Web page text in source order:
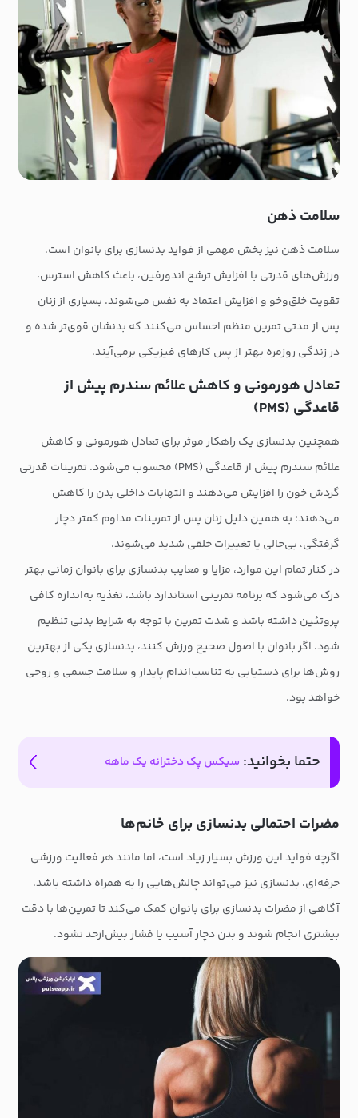
سلامت ذهن
سلامت ذهن نیز بخش مهمی از فواید بدنسازی برای بانوان است.
ورزش‌های قدرتی با افزایش ترشح اندورفین، باعث کاهش استرس،
تقویت خلق‌وخو و افزایش اعتماد به نفس می‌شوند. بسیاری از زنان
پس از مدتی تمرین منظم احساس می‌کنند که بدنشان قوی‌تر شده و
در زندگی روزمره بهتر از پس کارهای فیزیکی برمی‌آیند.
تعادل هورمونی و کاهش علائم سندرم پیش از
قاعدگی (PMS)
همچنین بدنسازی یک راهکار موثر برای تعادل هورمونی و کاهش
علائم سندرم پیش از قاعدگی (PMS) محسوب می‌شود. تمرینات قدرتی
گردش خون را افزایش می‌دهند و التهابات داخلی بدن را کاهش
می‌دهند؛ به همین دلیل زنان پس از تمرینات مداوم کمتر دچار
گرفتگی، بی‌حالی یا تغییرات خلقی شدید می‌شوند.
در کنار تمام این موارد، مزایا و معایب بدنسازی برای بانوان زمانی بهتر
درک می‌شود که برنامه تمرینی استاندارد باشد، تغذیه به‌اندازه کافی
پروتئین داشته باشد و شدت تمرین با توجه به شرایط بدنی تنظیم
شود. اگر بانوان با اصول صحیح ورزش کنند، بدنسازی یکی از بهترین
روش‌ها برای دستیابی به تناسب‌اندام پایدار و سلامت جسمی و روحی
خواهد بود.
حتما بخوانید: سیکس پک دخترانه یک ماهه
مضرات احتمالی بدنسازی برای خانم‌ها
اگرچه فواید این ورزش بسیار زیاد است، اما مانند هر فعالیت ورزشی
حرفه‌ای، بدنسازی نیز می‌تواند چالش‌هایی را به همراه داشته باشد.
آگاهی از مضرات بدنسازی برای بانوان کمک می‌کند تا تمرین‌ها با دقت
بیشتری انجام شوند و بدن دچار آسیب یا فشار بیش‌ازحد نشود.